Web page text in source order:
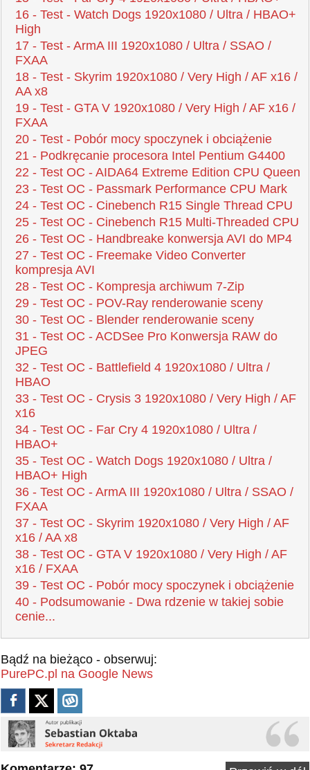
16 - Test - Watch Dogs 1920x1080 / Ultra / HBAO+
High
17 - Test - ArmA III 1920x1080 / Ultra / SSAO /
FXAA
18 - Test - Skyrim 1920x1080 / Very High / AF x16 /
AA x8
19 - Test - GTA V 1920x1080 / Very High / AF x16 /
FXAA
20 - Test - Pobór mocy spoczynek i obciążenie
21 - Podkręcanie procesora Intel Pentium G4400
22 - Test OC - AIDA64 Extreme Edition CPU Queen
23 - Test OC - Passmark Performance CPU Mark
24 - Test OC - Cinebench R15 Single Thread CPU
25 - Test OC - Cinebench R15 Multi-Threaded CPU
26 - Test OC - Handbreake konwersja AVI do MP4
27 - Test OC - Freemake Video Converter
kompresja AVI
28 - Test OC - Kompresja archiwum 7-Zip
29 - Test OC - POV-Ray renderowanie sceny
30 - Test OC - Blender renderowanie sceny
31 - Test OC - ACDSee Pro Konwersja RAW do
JPEG
32 - Test OC - Battlefield 4 1920x1080 / Ultra /
HBAO
33 - Test OC - Crysis 3 1920x1080 / Very High / AF
x16
34 - Test OC - Far Cry 4 1920x1080 / Ultra /
HBAO+
35 - Test OC - Watch Dogs 1920x1080 / Ultra /
HBAO+ High
36 - Test OC - ArmA III 1920x1080 / Ultra / SSAO /
FXAA
37 - Test OC - Skyrim 1920x1080 / Very High / AF
x16 / AA x8
38 - Test OC - GTA V 1920x1080 / Very High / AF
x16 / FXAA
39 - Test OC - Pobór mocy spoczynek i obciążenie
40 - Podsumowanie - Dwa rdzenie w takiej sobie
cenie...
Bądź na bieżąco - obserwuj:
PurePC.pl na Google News